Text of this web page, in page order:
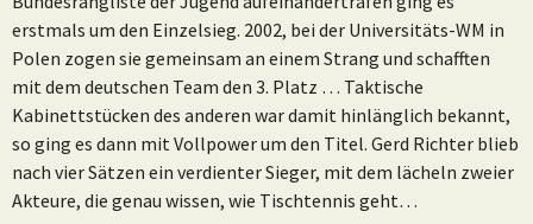
erstmals um den Einzelsieg. 2002, bei der Universitäts-WM in
Polen zogen sie gemeinsam an einem Strang und schafften
mit dem deutschen Team den 3. Platz … Taktische
Kabinettstücken des anderen war damit hinlänglich bekannt,
so ging es dann mit Vollpower um den Titel. Gerd Richter blieb
nach vier Sätzen ein verdienter Sieger, mit dem lächeln zweier
Akteure, die genau wissen, wie Tischtennis geht…